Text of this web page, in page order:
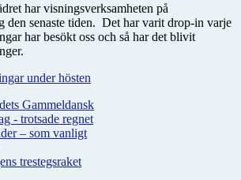
har visningsverksamheten på
den senaste tiden. Det har varit drop-in varje
har besökt oss och så har det blivit
under hösten
Gammeldansk
- trotsade regnet
– som vanligt
trestegsraket